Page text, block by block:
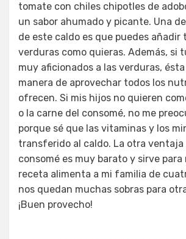
tomate con chiles chipotles de
un sabor ahumado y picante. Una
de este caldo es que puedes añadir
verduras como quieras. Además, si
muy aficionados a las verduras,
manera de aprovechar todos los
ofrecen. Si mis hijos no quieren
o la carne del consomé, no me
porque sé que las vitaminas y los
transferido al caldo. La otra ventaja
consomé es muy barato y sirve para
receta alimenta a mi familia de
nos quedan muchas sobras para
¡Buen provecho!